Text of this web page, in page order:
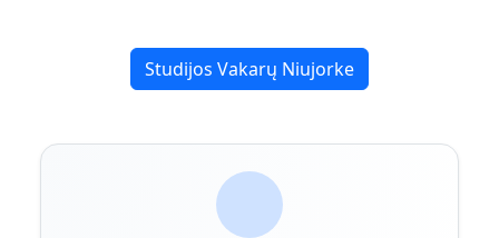
Studijos Vakarų Niujorke